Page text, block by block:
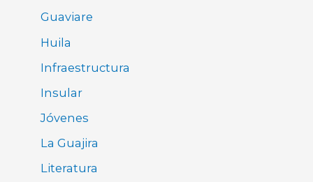
Guaviare
Huila
Infraestructura
Insular
Jóvenes
La Guajira
Literatura